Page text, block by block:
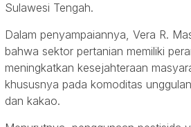
Sulawesi Tengah.
Dalam penyampaiannya, Vera R.
bahwa sektor pertanian memiliki
meningkatkan kesejahteraan
khususnya pada komoditas
dan kakao.